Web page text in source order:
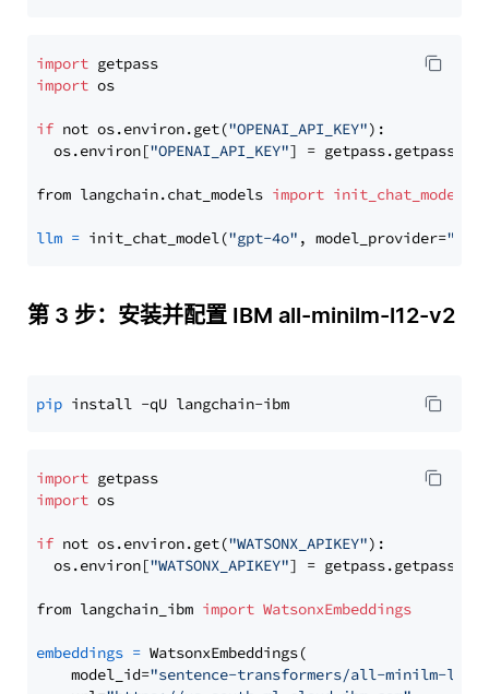
import
import os
if not os.environ.get("OPENAI_API_KEY"):
  os.environ[
"OPENAI_API_KEY"] = getpass.getpass(
from langchain.chat_models import init_chat_model
llm = init_chat_model("gpt-4o" , model_provider=
第 3 步：安装并配置 IBM all-minilm-l12-v2
pip
import
import os
if not os.environ.get("WATSONX_APIKEY"):
  os.environ[
"WATSONX_APIKEY"] = getpass.getpass(
from langchain_ibm import WatsonxEmbeddings
embeddings = WatsonxEmbeddings(
    model_id=
"sentence-transformers/all-minilm-l12-